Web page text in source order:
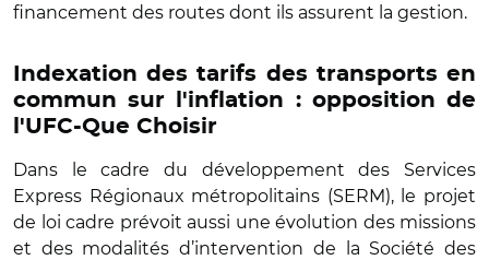
financement des routes dont ils assurent la gestion.
Indexation des tarifs des transports en
commun sur l'inflation : opposition de
l'UFC-Que Choisir
Dans le cadre du développement des Services
Express Régionaux métropolitains (SERM), le projet
de loi cadre prévoit aussi une évolution des missions
et des modalités d’intervention de la Société des